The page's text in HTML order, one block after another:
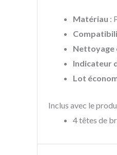
Matériau :
Nettoyage
Indicateur
Lot
Inclus avec le
4 têtes de